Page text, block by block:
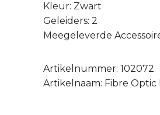
Kleur: Zwart
Geleiders: 2
Meegeleverde
Artikelnummer: 102072
Artikelnaam: Fibre